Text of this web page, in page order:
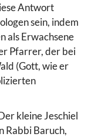
Antwort
sein, indem
als Erwachsene
Pfarrer, der bei
(Gott, wie er
kleine Jeschiel
Rabbi Baruch,